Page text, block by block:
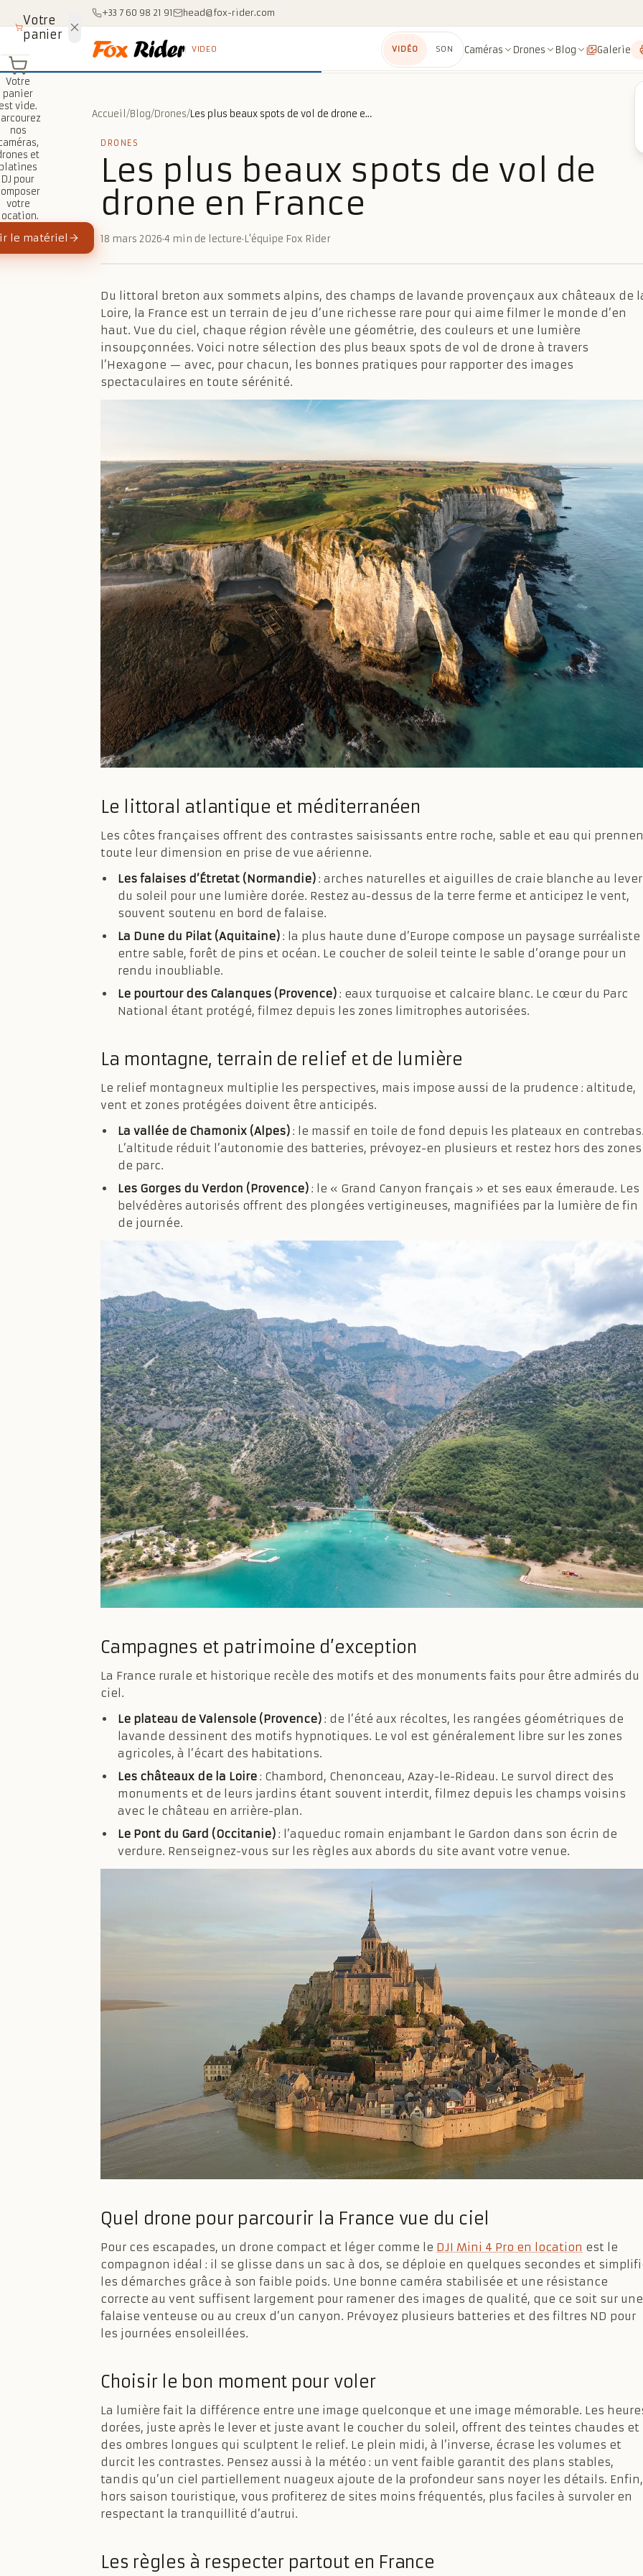
Aller au contenu +33 7 60 98 21 91 head@fox-rider.com
VIDEO VIDÉO SON Caméras Drones Blog Galerie
Accueil /Blog/Drones/ Les plus beaux spots de vol de drone en France
DRONES
Les plus beaux spots de vol de
drone en France
18 mars 2026·4 min de lecture·L'équipe Fox Rider
Du littoral breton aux sommets alpins, des champs de lavande provençaux aux châteaux de
Loire, la France est un terrain de jeu d’une richesse rare pour qui aime filmer le monde d’en
haut. Vue du ciel, chaque région révèle une géométrie, des couleurs et une lumière
insoupçonnées. Voici notre sélection des plus beaux spots de vol de drone à travers
l’Hexagone — avec, pour chacun, les bonnes pratiques pour rapporter des images
spectaculaires en toute sérénité.
Le littoral atlantique et méditerranéen
Les côtes françaises offrent des contrastes saisissants entre roche, sable et eau qui
toute leur dimension en prise de vue aérienne.
Les falaises d’Étretat (Normandie) : arches naturelles et aiguilles de craie blanche au lever
du soleil pour une lumière dorée. Restez au-dessus de la terre ferme et anticipez le vent,
souvent soutenu en bord de falaise.
La Dune du Pilat (Aquitaine) : la plus haute dune d’Europe compose un paysage surréaliste
entre sable, forêt de pins et océan. Le coucher de soleil teinte le sable d’orange pour un
rendu inoubliable.
Le pourtour des Calanques (Provence) : eaux turquoise et calcaire blanc. Le cœur du Parc
National étant protégé, filmez depuis les zones limitrophes autorisées.
La montagne, terrain de relief et de lumière
Le relief montagneux multiplie les perspectives, mais impose aussi de la prudence : altitude,
vent et zones protégées doivent être anticipés.
La vallée de Chamonix (Alpes) : le massif en toile de fond depuis les plateaux en
L’altitude réduit l’autonomie des batteries, prévoyez-en plusieurs et restez hors des zones
de parc.
Les Gorges du Verdon (Provence) : le « Grand Canyon français » et ses eaux émeraude. Les
belvédères autorisés offrent des plongées vertigineuses, magnifiées par la lumière de fin
de journée.
Campagnes et patrimoine d’exception
La France rurale et historique recèle des motifs et des monuments faits pour être admirés du
ciel.
Le plateau de Valensole (Provence) : de l’été aux récoltes, les rangées géométriques de
lavande dessinent des motifs hypnotiques. Le vol est généralement libre sur les zones
agricoles, à l’écart des habitations.
Les châteaux de la Loire : Chambord, Chenonceau, Azay-le-Rideau. Le survol direct des
monuments et de leurs jardins étant souvent interdit, filmez depuis les champs voisins
avec le château en arrière-plan.
Le Pont du Gard (Occitanie) : l’aqueduc romain enjambant le Gardon dans son écrin de
verdure. Renseignez-vous sur les règles aux abords du site avant votre venue.
Quel drone pour parcourir la France vue du ciel
Pour ces escapades, un drone compact et léger comme le DJI Mini 4 Pro en location est le
compagnon idéal : il se glisse dans un sac à dos, se déploie en quelques secondes et
les démarches grâce à son faible poids. Une bonne caméra stabilisée et une résistance
correcte au vent suffisent largement pour ramener des images de qualité, que ce soit sur une
falaise venteuse ou au creux d’un canyon. Prévoyez plusieurs batteries et des filtres ND pour
les journées ensoleillées.
Choisir le bon moment pour voler
La lumière fait la différence entre une image quelconque et une image mémorable. Les
dorées, juste après le lever et juste avant le coucher du soleil, offrent des teintes chaudes et
des ombres longues qui sculptent le relief. Le plein midi, à l’inverse, écrase les volumes et
durcit les contrastes. Pensez aussi à la météo : un vent faible garantit des plans stables,
tandis qu’un ciel partiellement nuageux ajoute de la profondeur sans noyer les détails. Enfin,
hors saison touristique, vous profiterez de sites moins fréquentés, plus faciles à survoler en
respectant la tranquillité d’autrui.
Les règles à respecter partout en France
Votre
panier
Votre
panier
vide.
nos
et
DJ pour
votre
le matériel